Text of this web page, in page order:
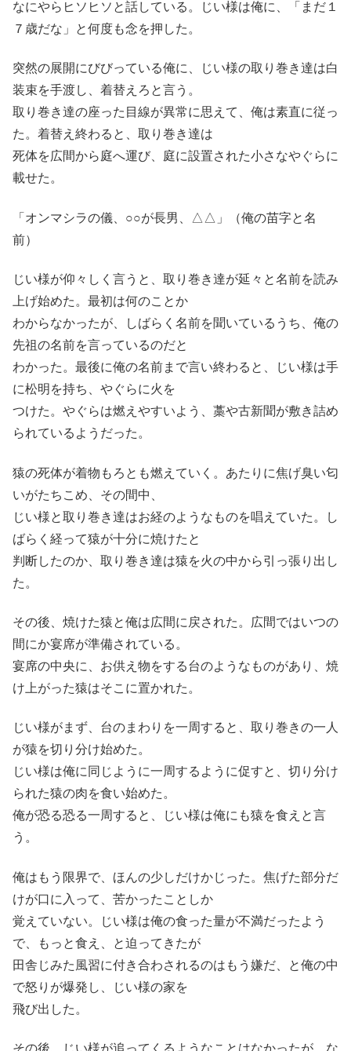
なにやらヒソヒソと話している。じい様は俺に、「まだ１
７歳だな」と何度も念を押した。
突然の展開にびびっている俺に、じい様の取り巻き達は白
装束を手渡し、着替えろと言う。
取り巻き達の座った目線が異常に思えて、俺は素直に従っ
た。着替え終わると、取り巻き達は
死体を広間から庭へ運び、庭に設置された小さなやぐらに
載せた。
「オンマシラの儀、○○が長男、△△」（俺の苗字と名
前）
じい様が仰々しく言うと、取り巻き達が延々と名前を読み
上げ始めた。最初は何のことか
わからなかったが、しばらく名前を聞いているうち、俺の
先祖の名前を言っているのだと
わかった。最後に俺の名前まで言い終わると、じい様は手
に松明を持ち、やぐらに火を
つけた。やぐらは燃えやすいよう、藁や古新聞が敷き詰め
られているようだった。
猿の死体が着物もろとも燃えていく。あたりに焦げ臭い匂
いがたちこめ、その間中、
じい様と取り巻き達はお経のようなものを唱えていた。し
ばらく経って猿が十分に焼けたと
判断したのか、取り巻き達は猿を火の中から引っ張り出し
た。
その後、焼けた猿と俺は広間に戻された。広間ではいつの
間にか宴席が準備されている。
宴席の中央に、お供え物をする台のようなものがあり、焼
け上がった猿はそこに置かれた。
じい様がまず、台のまわりを一周すると、取り巻きの一人
が猿を切り分け始めた。
じい様は俺に同じように一周するように促すと、切り分け
られた猿の肉を食い始めた。
俺が恐る恐る一周すると、じい様は俺にも猿を食えと言
う。
俺はもう限界で、ほんの少しだけかじった。焦げた部分だ
けが口に入って、苦かったことしか
覚えていない。じい様は俺の食った量が不満だったよう
で、もっと食え、と迫ってきたが
田舎じみた風習に付き合わされるのはもう嫌だ、と俺の中
で怒りが爆発し、じい様の家を
飛び出した。